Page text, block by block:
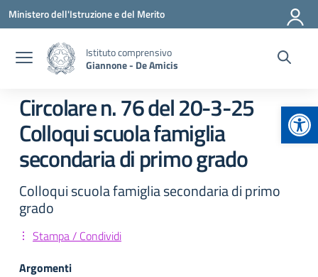
Vai ai contenuti
Vai al menu di navigazione
Vai al footer
Ministero dell'Istruzione e del Merito
Istituto comprensivo
Giannone - De Amicis
Circolare n. 76 del 20-3-25
Colloqui scuola famiglia
secondaria di primo grado
Colloqui scuola famiglia secondaria di primo
grado
Stampa / Condividi
Argomenti